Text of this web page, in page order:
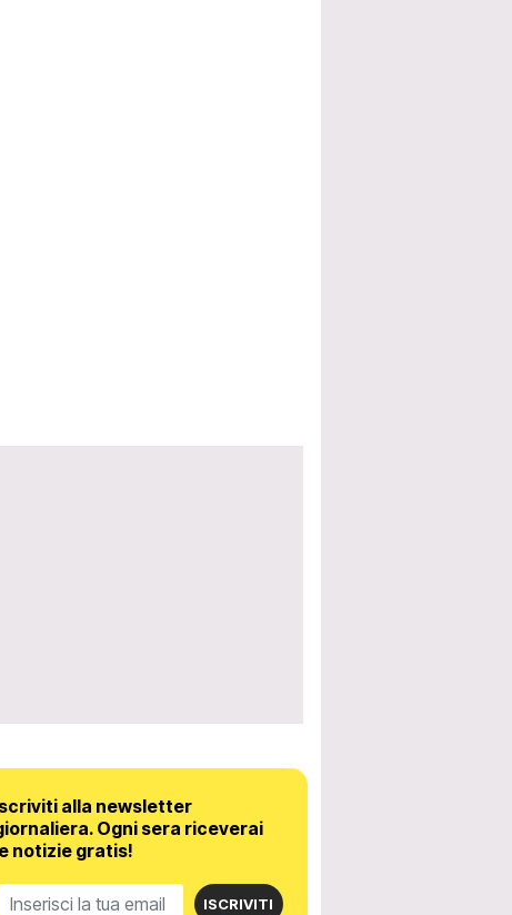
alla newsletter
Ogni sera riceverai
notizie gratis!
ISCRIVITI